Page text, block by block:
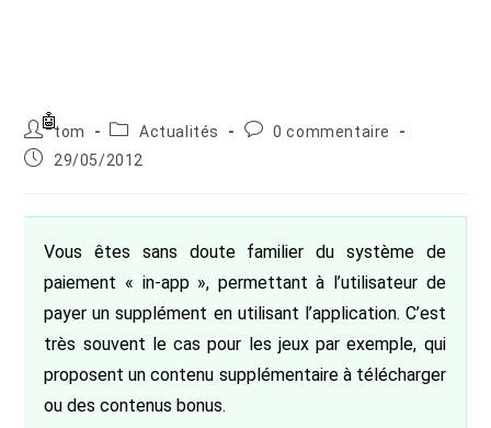
Auteur/autrice
de
la
tom
PostActualités
Commentaires
0 commentaire
Publication
29/05/2012
Vous êtes sans doute familier du système de
paiement « in-app », permettant à l’utilisateur de
payer un supplément en utilisant l’application. C’est
très souvent le cas pour les jeux par exemple, qui
proposent un contenu supplémentaire à télécharger
ou des contenus bonus.